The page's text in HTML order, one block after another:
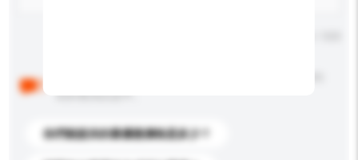
你的查詢訊息中。
你們能提供的最優惠價格是多少？